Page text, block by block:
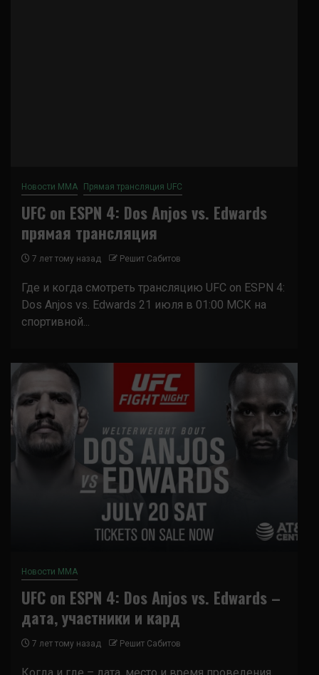
Новости ММА Прямая трансляция UFC
UFC on ESPN 4: Dos Anjos vs. Edwards
прямая трансляция
7 лет тому назад Решит Сабитов
Где и когда смотреть трансляцию UFC on ESPN 4:
Dos Anjos vs. Edwards 21 июля в 01:00 МСК на
спортивной...
Новости ММА
UFC on ESPN 4: Dos Anjos vs. Edwards –
дата, участники и кард
7 лет тому назад Решит Сабитов